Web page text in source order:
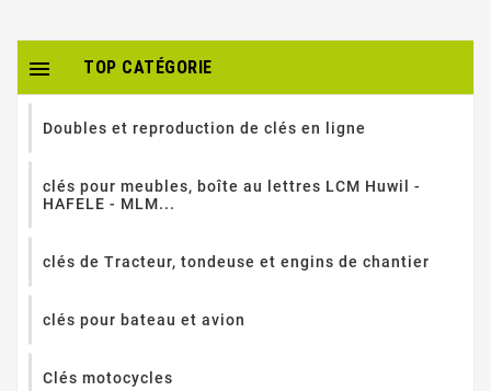
TOP CATÉGORIE

Doubles et reproduction de clés en ligne
clés pour meubles, boîte au lettres LCM Huwil -
HAFELE - MLM...
clés de Tracteur, tondeuse et engins de chantier
clés pour bateau et avion
Clés motocycles